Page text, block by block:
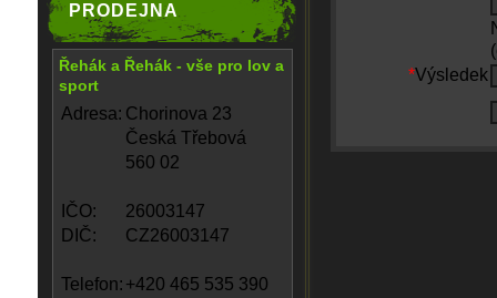
PRODEJNA
Řehák a Řehák - vše pro lov a
sport
Adresa: Chorinova 23
Česká Třebová
560 02
IČO:
26003147
DIČ:
CZ26003147
Telefon: +420 465 535 390
*Výsledek